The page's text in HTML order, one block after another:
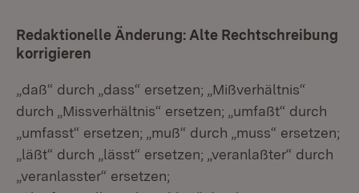
Redaktionelle Änderung: Alte Rechtschreibung
korrigieren
„daß“ durch „dass“ ersetzen; „Mißverhältnis“
durch „Missverhältnis“ ersetzen; „umfaßt“ durch
„umfasst“ ersetzen; „muß“ durch „muss“ ersetzen;
„läßt“ durch „lässt“ ersetzen; „veranlaßter“ durch
„veranlasster“ ersetzen;